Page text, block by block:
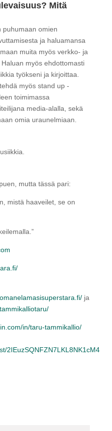
Mitä
puhumaan omien
ja haluamansa
muita myös verkko- ja
myös ehdottomasti
työkseni ja kirjoittaa.
myös stand up -
toimimassa
media-alalla, sekä
omia uraunelmiaan.
mutta tässä pari:
mistä haaveilet, se on
ja
in/taru-tammikallio/
2IEuzSQNFZN7LKL8NK1cM4